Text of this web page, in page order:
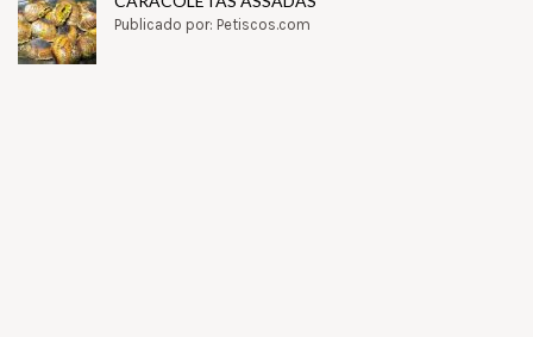
Publicado por: Petiscos.com